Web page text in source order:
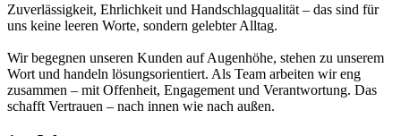
Zuverlässigkeit, Ehrlichkeit und Handschlagqualität – das sind für
uns keine leeren Worte, sondern gelebter Alltag.
Wir begegnen unseren Kunden auf Augenhöhe, stehen zu unserem
Wort und handeln lösungsorientiert. Als Team arbeiten wir eng
zusammen – mit Offenheit, Engagement und Verantwortung. Das
schafft Vertrauen – nach innen wie nach außen.